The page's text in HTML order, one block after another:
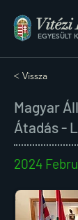
Vitézi
EGYESÜLT
< Vissza
Magyar
Átadás -
2024